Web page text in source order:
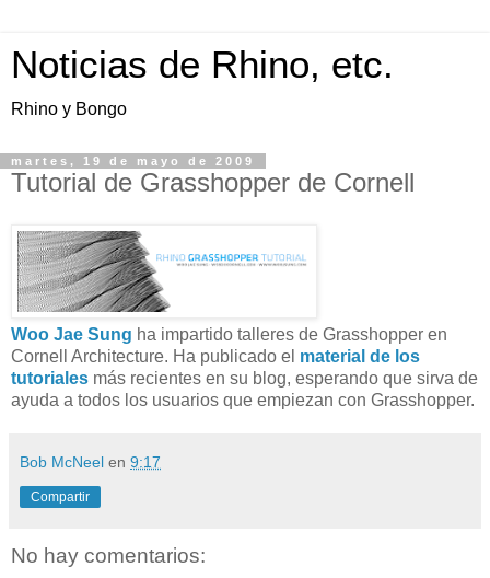
Noticias de Rhino, etc.
Rhino y Bongo
martes, 19 de mayo de 2009
Tutorial de Grasshopper de Cornell
Woo Jae Sung ha impartido talleres de Grasshopper en
Cornell Architecture. Ha publicado el material de los
tutoriales más recientes en su blog, esperando que sirva de
ayuda a todos los usuarios que empiezan con Grasshopper.
Bob McNeel en 9:17
Compartir
No hay comentarios: